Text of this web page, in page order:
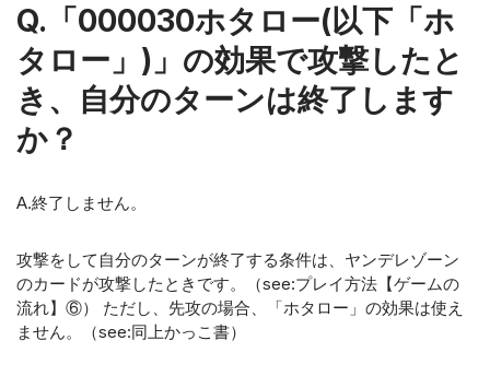
Q.「000030ホタロー(以下「ホ
タロー」)」の効果で攻撃したと
き、自分のターンは終了します
か？
A.終了しません。
攻撃をして自分のターンが終了する条件は、ヤンデレゾーン
のカードが攻撃したときです。（see:プレイ方法【ゲームの
流れ】⑥） ただし、先攻の場合、「ホタロー」の効果は使え
ません。（see:同上かっこ書）